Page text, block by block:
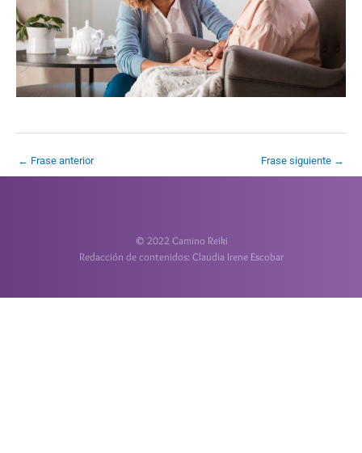
← Frase anterior Frase siguiente →
© 2022 Camino Reiki
Redacción de contenidos: Claudia Irene Escobar